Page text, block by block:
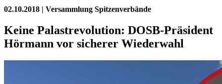
02.10.2018 | Versammlung Spitzenverbände
Keine Palastrevolution: DOSB-Präsident
Hörmann vor sicherer Wiederwahl